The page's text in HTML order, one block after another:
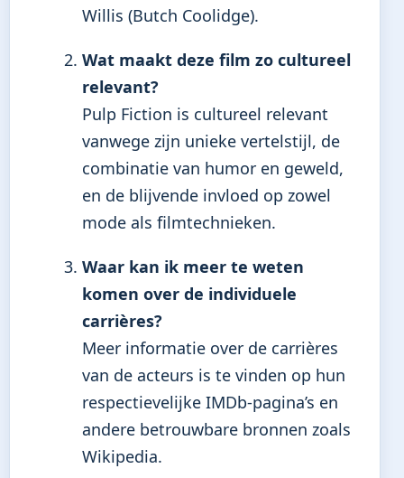
Willis (Butch Coolidge).
Wat maakt deze film zo cultureel
relevant?
Pulp Fiction is cultureel relevant
vanwege zijn unieke vertelstijl, de
combinatie van humor en geweld,
en de blijvende invloed op zowel
mode als filmtechnieken.
Waar kan ik meer te weten
komen over de individuele
carrières?
Meer informatie over de carrières
van de acteurs is te vinden op hun
respectievelijke IMDb-pagina’s en
andere betrouwbare bronnen zoals
Wikipedia.